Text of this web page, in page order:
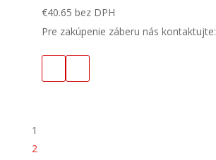
€40.65 bez DPH
Pre zakúpenie záberu nás kontaktujte:
1
2